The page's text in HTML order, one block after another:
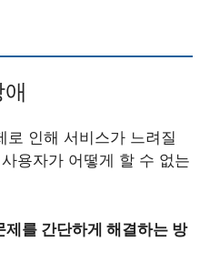
로 인해 서비스가 느려질
용자가 어떻게 할 수 없는
제를 간단하게 해결하는 방